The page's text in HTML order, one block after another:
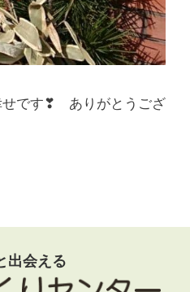
せです❣ ありがとうござ
出会える